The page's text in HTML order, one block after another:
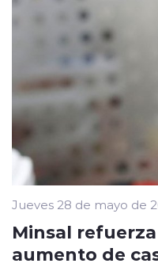
Jueves 28 de mayo de
Minsal
aumento de